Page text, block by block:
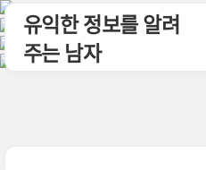
본문 바로가기
유익한 정보를 알려
주는 남자